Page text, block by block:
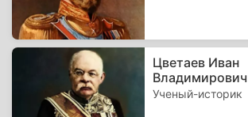
Цветаев Иван
Владимирович
Ученый-историк